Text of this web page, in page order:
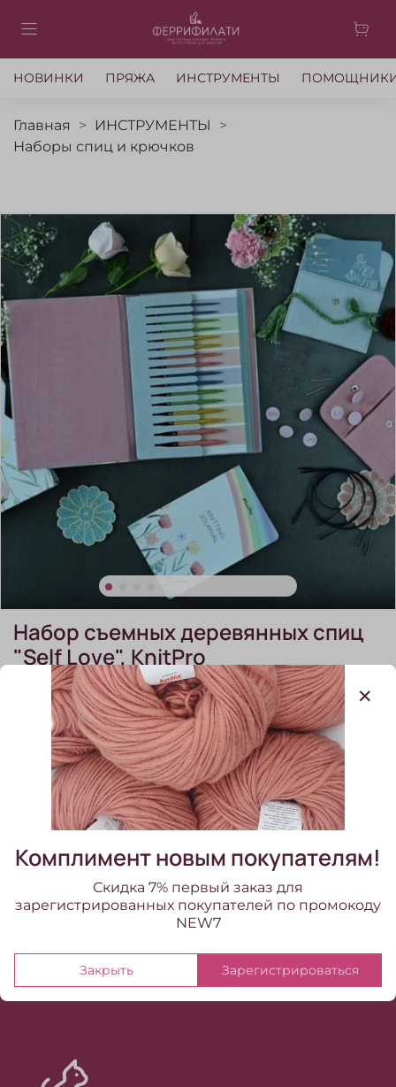
НОВИНКИ ПРЯЖА ИНСТРУМЕНТЫ
Главная
ИНСТРУМЕНТЫ
Наборы спиц и крючков
(0)
В наличии: 1 шт
Набор съемных деревянных спиц
"Self Love", KnitPro
10 690.00 ₽
Набор съемных деревянных спиц "Self Love",
KnitPro
Комплимент новым покупателям!
Скидка 7% первый заказ для
зарегистрированных покупателей по промокоду
NEW7
Закрыть Зарегистрироваться